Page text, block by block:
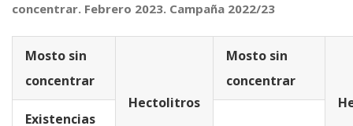
concentrar. Febrero 2023. Campaña 2022/23
Mosto sin
concentrar
Hectolitros
Mosto sin
concentrar
Existencias